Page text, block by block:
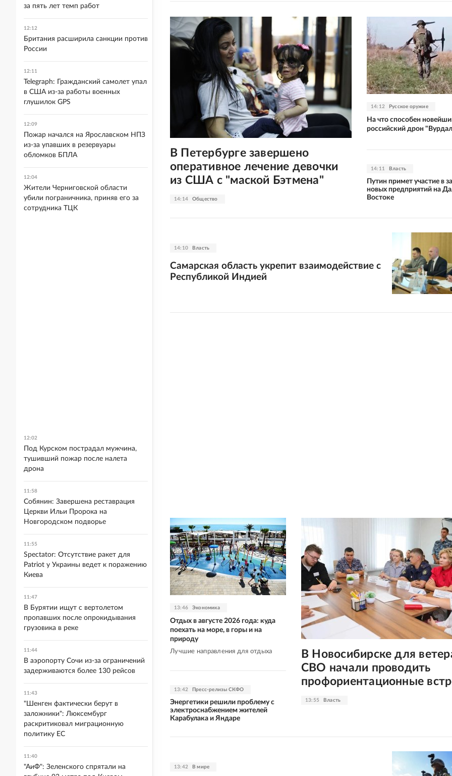
14:14 Общество
В Петербурге завершено
оперативное лечение девочки
из США с "маской Бэтмена"
14:12 Русское оружие
На что способен
российский дрон
14:11 Власть
Путин примет участие в
новых предприятий на
Востоке
14:10 Власть
Самарская область укрепит взаимодействие с
Республикой Индией
13:55 Власть
В Новосибирске для
СВО начали проводить
профориентационные
13:46 Экономика
Отдых в августе 2026 года: куда
поехать на море, в горы и на
природу
Лучшие направления для отдыха
13:42 Пресс-релизы СКФО
Энергетики решили проблему с
электроснабжением жителей
Карабулака и Яндаре
13:42 В мире
за пять лет темп работ
12:12
Британия расширила санкции против
России
12:11
Telegraph: Гражданский самолет упал
в США из-за работы военных
глушилок GPS
12:09
Пожар начался на Ярославском НПЗ
из-за упавших в резервуары
обломков БПЛА
12:04
Жители Черниговской области
убили пограничника, приняв его за
сотрудника ТЦК
12:02
Под Курском пострадал мужчина,
тушивший пожар после налета
дрона
11:58
Собянин: Завершена реставрация
Церкви Ильи Пророка на
Новгородском подворье
11:55
Spectator: Отсутствие ракет для
Patriot у Украины ведет к поражению
Киева
11:47
В Бурятии ищут с вертолетом
пропавших после опрокидывания
грузовика в реке
11:44
В аэропорту Сочи из-за ограничений
задерживаются более 130 рейсов
11:43
"Шенген фактически берут в
заложники": Люксембург
раскритиковал миграционную
политику ЕС
11:40
"АиФ": Зеленского спрятали на